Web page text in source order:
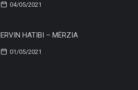
04/05/2021
ERVIN HATIBI – MËRZIA
01/05/2021